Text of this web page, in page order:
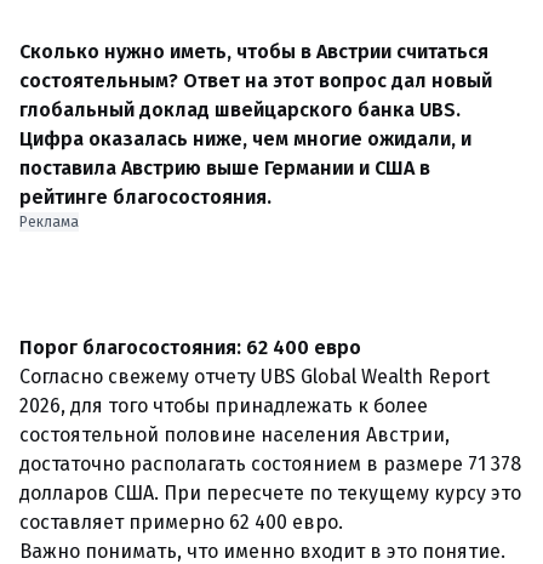
Сколько нужно иметь, чтобы в Австрии считаться
состоятельным? Ответ на этот вопрос дал новый
глобальный доклад швейцарского банка UBS.
Цифра оказалась ниже, чем многие ожидали, и
поставила Австрию выше Германии и США в
рейтинге благосостояния.
Реклама
Порог благосостояния: 62 400 евро
Согласно свежему отчету UBS Global Wealth Report
2026, для того чтобы принадлежать к более
состоятельной половине населения Австрии,
достаточно располагать состоянием в размере 71 378
долларов США. При пересчете по текущему курсу это
составляет примерно 62 400 евро.
Важно понимать, что именно входит в это понятие.